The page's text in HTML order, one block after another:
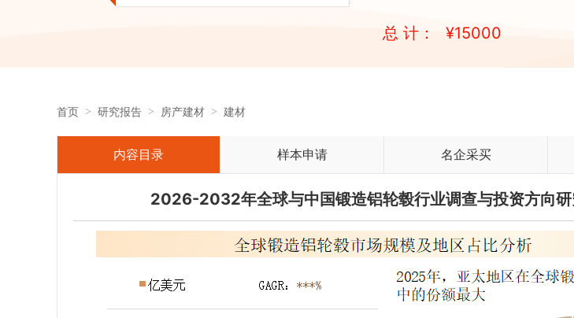
总 计： ¥15000
首页 研究报告 房产建材 建材
内容目录 样本申请 名企采买
2026-2032年全球与中国锻造铝轮毂行业调查与投资方向研